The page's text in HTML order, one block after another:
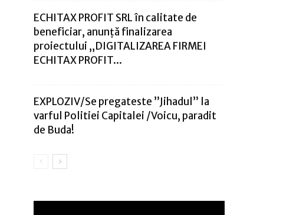
ECHITAX PROFIT SRL în calitate de
beneficiar, anunță finalizarea
proiectului „DIGITALIZAREA FIRMEI
ECHITAX PROFIT...
EXPLOZIV/Se pregateste ”Jihadul” la
varful Politiei Capitalei /Voicu, paradit
de Buda!